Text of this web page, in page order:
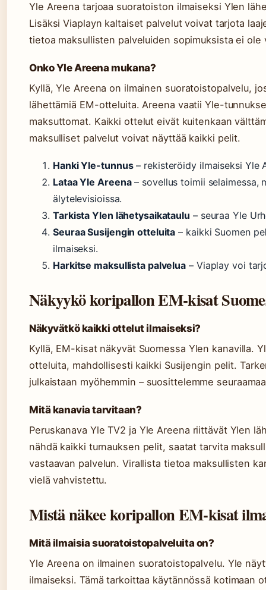
Yle Areena tarjoaa suoratoiston ilmaiseksi Ylen
Lisäksi Viaplayn kaltaiset palvelut voivat tarjota
tietoa maksullisten palveluiden sopimuksista ei ole
Onko Yle Areena mukana?
Kyllä, Yle Areena on ilmainen suoratoistopalvelu,
lähettämiä EM-otteluita. Areena vaatii Yle-
maksuttomat. Kaikki ottelut eivät kuitenkaan
maksulliset palvelut voivat näyttää kaikki pelit.
Hanki Yle-tunnus– rekisteröidy ilmaiseksi Yle
Lataa Yle Areena– sovellus toimii selaimessa,
älytelevisioissa.
Tarkista Ylen lähetysaikataulu – seuraa Yle
Seuraa Susijengin otteluita – kaikki Suomen
ilmaiseksi.
Harkitse maksullista palvelua – Viaplay voi
Näkyykö koripallon EM-kisat
Näkyvätkö kaikki ottelut ilmaiseksi?
Kyllä, EM-kisat näkyvät Suomessa Ylen kanavilla.
otteluita, mahdollisesti kaikki Susijengin pelit.
julkaistaan myöhemmin – suosittelemme
Mitä kanavia tarvitaan?
Peruskanava Yle TV2 ja Yle Areena riittävät Ylen
nähdä kaikki turnauksen pelit, saatat tarvita
vastaavan palvelun. Virallista tietoa maksullisten
vielä vahvistettu.
Mistä näkee koripallon EM-kisat
Mitä ilmaisia suoratoistopalveluita on?
Yle Areena on ilmainen suoratoistopalvelu. Yle
ilmaiseksi. Tämä tarkoittaa käytännössä kotimaan